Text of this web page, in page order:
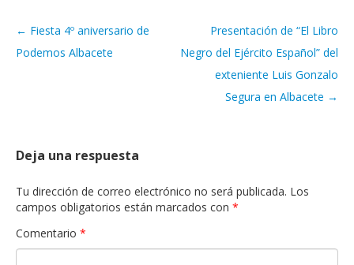
Navegación de artículos
← Fiesta 4º aniversario de
Podemos Albacete
Presentación de “El Libro
Negro del Ejército Español” del
exteniente Luis Gonzalo
Segura en Albacete →
Deja una respuesta
Tu dirección de correo electrónico no será publicada. Los
campos obligatorios están marcados con *
Comentario *